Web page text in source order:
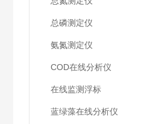
总磷测定仪
氨氮测定仪
COD在线分析仪
在线监测浮标
蓝绿藻在线分析仪